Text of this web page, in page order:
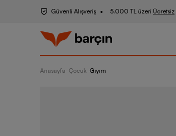
Güvenli Alışveriş 5.000 TL üzeri Ücretsiz
Anasayfa-Çocuk-Giyim